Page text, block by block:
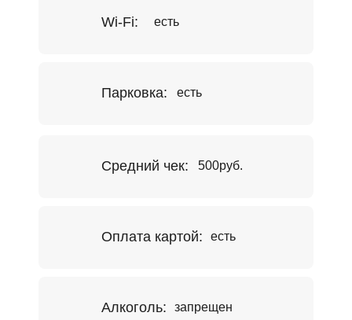
Парковка: есть
Wi-Fi: есть
Алкоголь: запрещен
Оплата картой: есть
Средний чек: 500руб.